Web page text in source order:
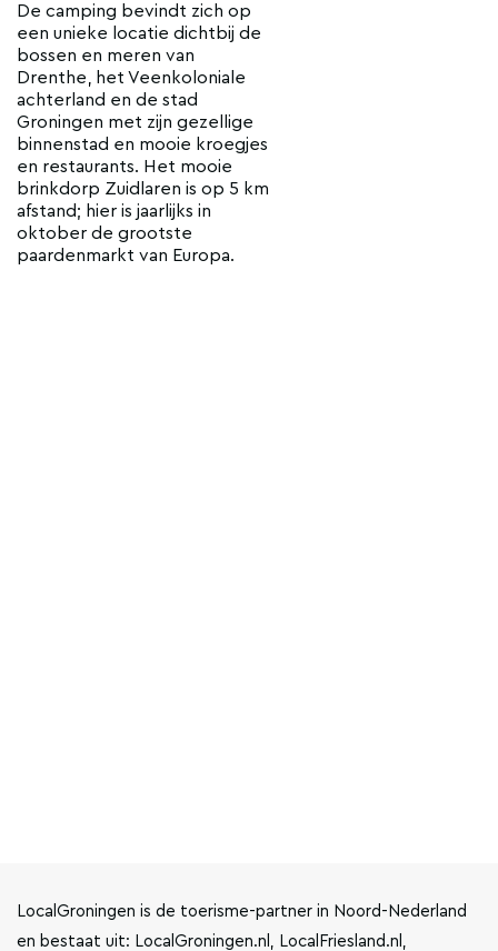
De camping bevindt zich op
een unieke locatie dichtbij de
bossen en meren van
Drenthe, het Veenkoloniale
achterland en de stad
Groningen met zijn gezellige
binnenstad en mooie kroegjes
en restaurants. Het mooie
brinkdorp Zuidlaren is op 5 km
afstand; hier is jaarlijks in
oktober de grootste
paardenmarkt van Europa.
LocalGroningen is de toerisme-partner in Noord-Nederland
en bestaat uit: LocalGroningen.nl, LocalFriesland.nl,